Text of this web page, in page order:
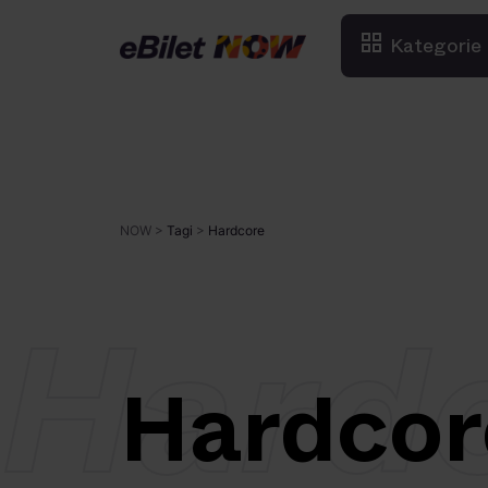
Kategorie
NOW > Tagi > Hardcore